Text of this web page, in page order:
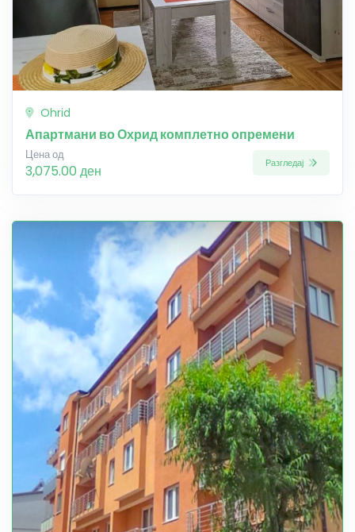
Ohrid
Апартмани во Охрид комплетно опремени
Цена од
3,075.00 ден Разгледај